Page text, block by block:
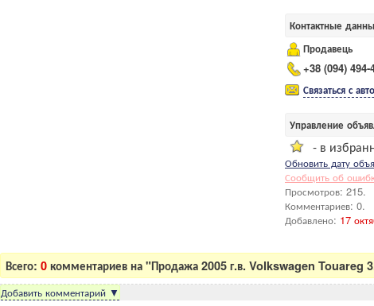
Контактные
Продавець
+38 (094) 494-
Связаться с
Управление
- в
Обновить дату
Сообщить об
Просмотров: 215.
Комментариев: 0.
Добавлено: 17
Всего: 0 комментариев на "Продажа 2005 г.в. Volkswagen Touareg
Добавить комментарий ▼